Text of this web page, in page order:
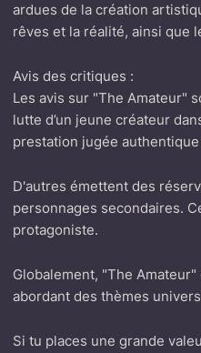
ardues de la création
rêves et la réalité, ainsi que
Avis des critiques :
Les avis sur "The Amateur"
lutte d’un jeune créateur
prestation jugée
D'autres émettent des
personnages secondaires.
protagoniste.
Globalement, "The
abordant des thèmes
Si tu places une grande